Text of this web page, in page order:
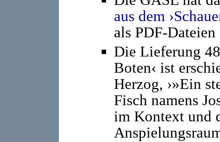
aus dem
als PDF-
Die Lieferung
Boten‹ ist
Herzog, ›»Ein
Fisch namens
im Kontext und